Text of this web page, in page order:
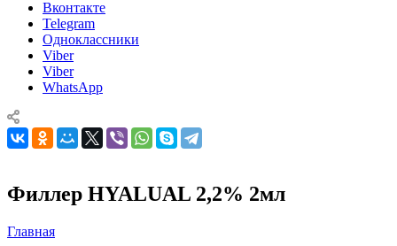
Вконтакте
Telegram
Одноклассники
Viber
Viber
WhatsApp
Филлер HYALUAL 2,2% 2мл
Главная